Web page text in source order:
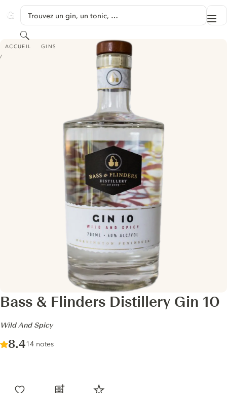
GINVENTORY
Trouvez un gin, un tonic, …
Rechercher
ACCUEIL GINS
BASS & FLINDERS DISTILLERY GIN 10 - WILD AND SPICY
Bass & Flinders Distillery Gin 10
-Wild And Spicy
Score :
8.4/ 10
14 notes